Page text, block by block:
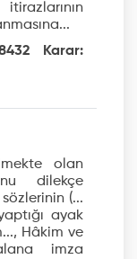
Karar:
olan
dilekçe
(...
ayak
Hâkim ve
imza